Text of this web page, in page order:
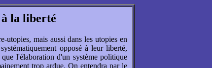
la liberté
utopies, mais aussi dans les utopies en
opposé à leur liberté,
l'élaboration d'un système politique
trop ardue. On entendra par le